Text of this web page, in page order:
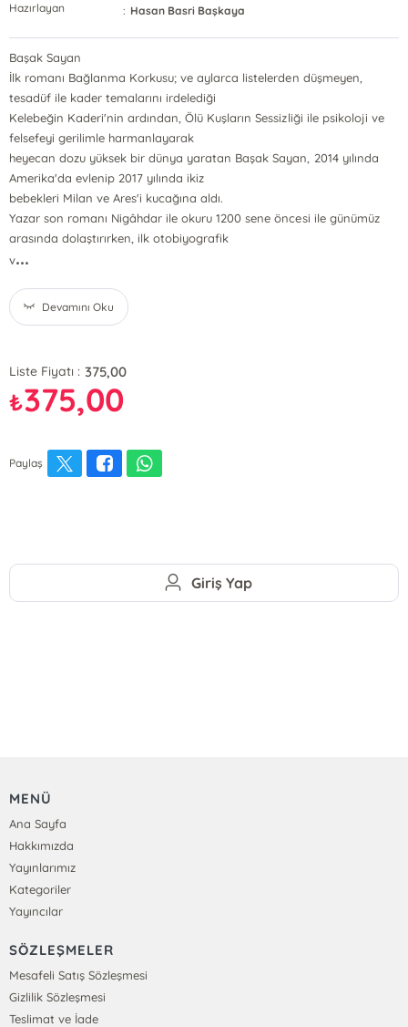
Hazırlayan
: Hasan Basri Başkaya
Başak Sayan
İlk romanı Bağlanma Korkusu; ve aylarca listelerden düşmeyen,
tesadüf ile kader temalarını irdelediği
Kelebeğin Kaderi'nin ardından, Ölü Kuşların Sessizliği ile psikoloji ve
felsefeyi gerilimle harmanlayarak
heyecan dozu yüksek bir dünya yaratan Başak Sayan, 2014 yılında
Amerika'da evlenip 2017 yılında ikiz
bebekleri Milan ve Ares'i kucağına aldı.
Yazar son romanı Nigâhdar ile okuru 1200 sene öncesi ile günümüz
arasında dolaştırırken, ilk otobiyografik
v...
Devamını Oku
Liste Fiyatı : 375,00
₺375,00
Paylaş
Giriş Yap
MENÜ
Ana Sayfa
Hakkımızda
Yayınlarımız
Kategoriler
Yayıncılar
SÖZLEŞMELER
Mesafeli Satış Sözleşmesi
Gizlilik Sözleşmesi
Teslimat ve İade